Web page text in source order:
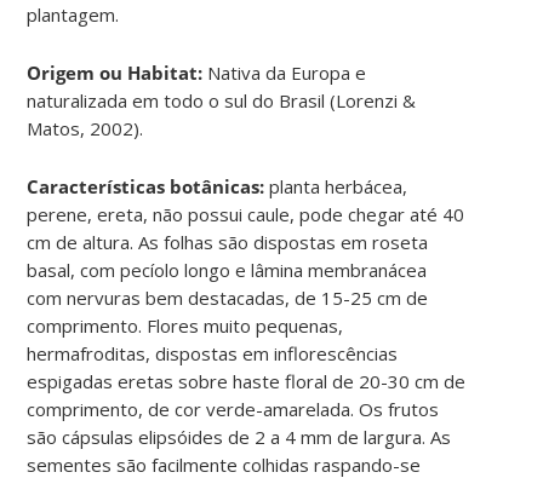
plantagem.
Origem ou Habitat: Nativa da Europa e
naturalizada em todo o sul do Brasil (Lorenzi &
Matos, 2002).
Características botânicas:planta herbácea,
perene, ereta, não possui caule, pode chegar até 40
cm de altura. As folhas são dispostas em roseta
basal, com pecíolo longo e lâmina membranácea
com nervuras bem destacadas, de 15-25 cm de
comprimento. Flores muito pequenas,
hermafroditas, dispostas em inflorescências
espigadas eretas sobre haste floral de 20-30 cm de
comprimento, de cor verde-amarelada. Os frutos
são cápsulas elipsóides de 2 a 4 mm de largura. As
sementes são facilmente colhidas raspando-se